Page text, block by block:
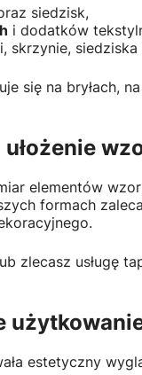
siedzisk,
i dodatków
skrzynie,
się na bryłach,
elementów
formach
zlecasz usługę
estetyczny